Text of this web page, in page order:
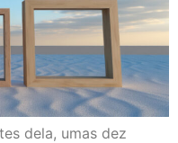
dela, umas dez